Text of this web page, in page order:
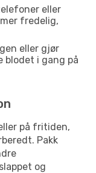
eller
fredelig,
eller gjør
blodet i gang på
på fritiden,
Pakk
og